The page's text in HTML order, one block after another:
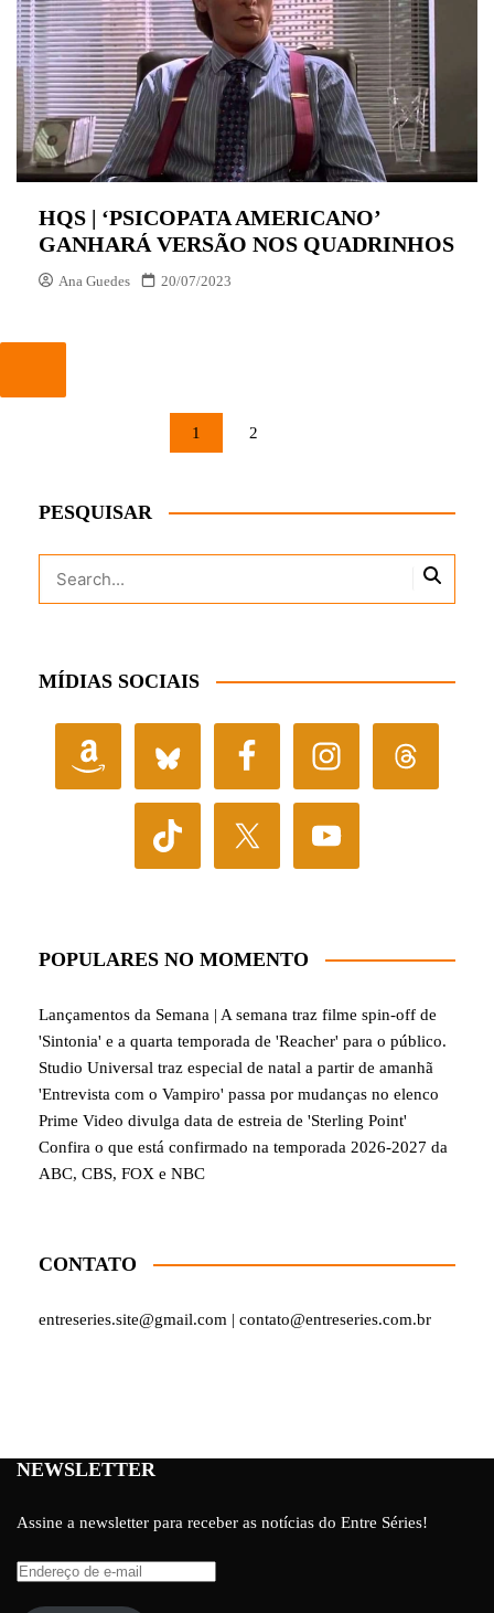
HQS | ‘PSICOPATA AMERICANO’
GANHARÁ VERSÃO NOS QUADRINHOS
Ana Guedes 20/07/2023
1 2
PESQUISAR
MÍDIAS SOCIAIS
POPULARES NO MOMENTO
Lançamentos da Semana | A semana traz filme spin-off de
'Sintonia' e a quarta temporada de 'Reacher' para o público.
Studio Universal traz especial de natal a partir de amanhã
'Entrevista com o Vampiro' passa por mudanças no elenco
Prime Video divulga data de estreia de 'Sterling Point'
Confira o que está confirmado na temporada 2026-2027 da
ABC, CBS, FOX e NBC
CONTATO
entreseries.site@gmail.com | contato@entreseries.com.br
NEWSLETTER
Assine a newsletter para receber as notícias do Entre Séries!
Endereço